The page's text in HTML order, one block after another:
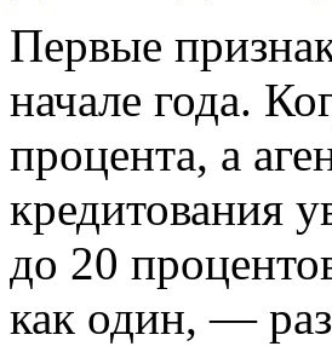
Первые
начале года.
процента, а
кредитования
до 20
как один, —